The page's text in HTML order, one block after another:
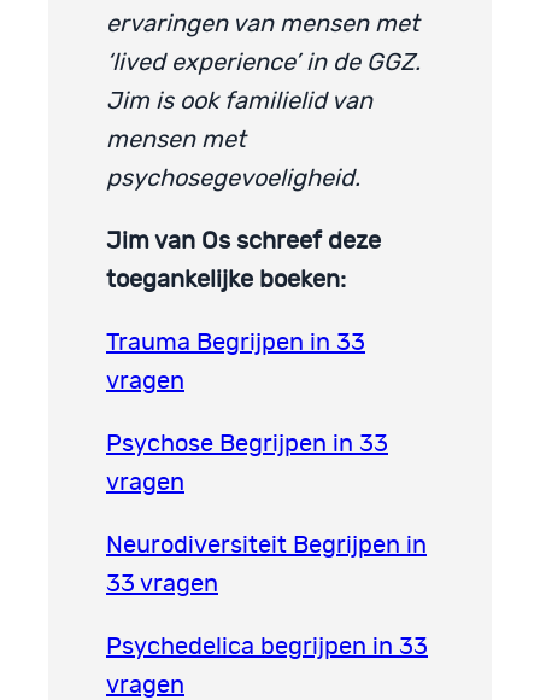
ervaringen van mensen met
‘lived experience’ in de GGZ.
Jim is ook familielid van
mensen met
psychosegevoeligheid.
Jim van Os schreef deze
toegankelijke boeken:
Trauma Begrijpen in 33
vragen
Psychose Begrijpen in 33
vragen
Neurodiversiteit Begrijpen in
33 vragen
Psychedelica begrijpen in 33
vragen